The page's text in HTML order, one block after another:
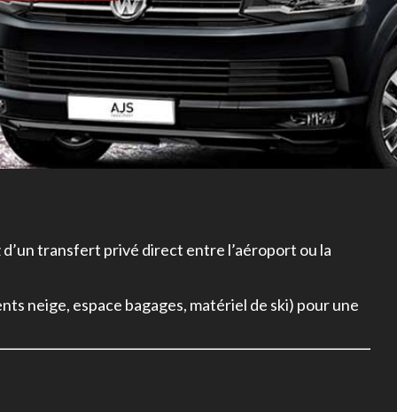
transfert privé direct entre l’aéroport ou la
neige, espace bagages, matériel de ski) pour une